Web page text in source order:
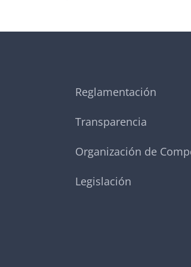
Reglamentación
Transparencia
Organización de
Legislación